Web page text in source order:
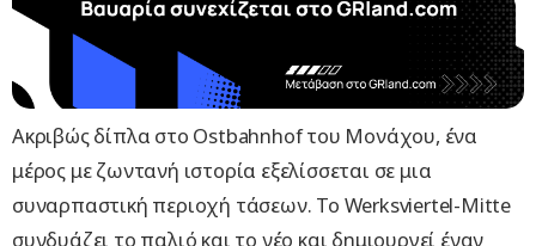
Ακριβώς δίπλα στο Ostbahnhof του Μονάχου, ένα
μέρος με ζωντανή ιστορία εξελίσσεται σε μια
συναρπαστική περιοχή τάσεων. Το Werksviertel-Mitte
συνδυάζει το παλιό και το νέο και δημιουργεί έναν